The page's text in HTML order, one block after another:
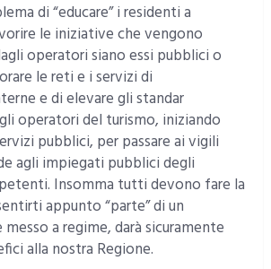
di “educare” i residenti a
le iniziative che vengono
operatori siano essi pubblici o
le reti e i servizi di
e di elevare gli standar
operatori del turismo, iniziando
pubblici, per passare ai vigili
agli impiegati pubblici degli
Insomma tutti devono fare la
appunto “parte” di un
a regime, darà sicuramente
alla nostra Regione.